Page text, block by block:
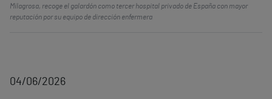
Milagrosa, recoge el galardón como tercer hospital privado de España con mayor
reputación por su equipo de dirección enfermera
04/06/2026